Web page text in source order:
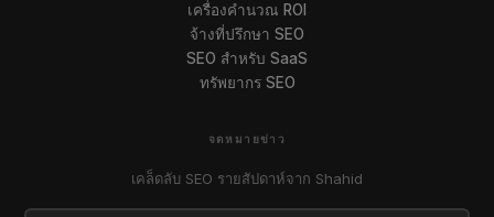
เครื่องคำนวณ ROI
จ้างที่ปรึกษา SEO
SEO สำหรับ SaaS
ทรัพยากร SEO
จดหมายข่าว
เคล็ดลับ SEO รายสัปดาห์จาก Shahid